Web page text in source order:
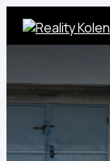
Přeskočit
obsah